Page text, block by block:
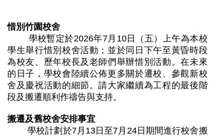
惜別竹園校舍
學校暫定於2026年7月10日（五）上午為本校
學生舉行惜別校舍活動；並於同日下午至黃昏時段
為校友、歷年校長及老師們舉辦惜別活動。在未來
的日子，學校會陸續公佈更多關於遷校、參觀新校
舍及慶祝活動的細節。請大家繼續為工程的最後階
段及搬遷順利作禱告與支持。
搬遷及舊校舍安排事宜
學校計劃於7月13日至7月24日期間進行校舍搬